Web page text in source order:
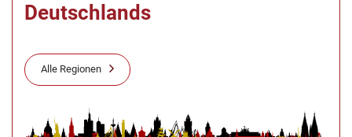
Deutschlands
Alle Regionen